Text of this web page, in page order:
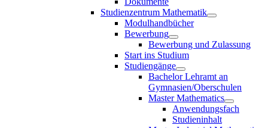
Studienzentrum Mathematik
Modulhandbücher
Bewerbung
Bewerbung und Zulassung
Start ins Studium
Studiengänge
Bachelor Lehramt an
Gymnasien/Oberschulen
Master Mathematics
Anwendungsfach
Studieninhalt